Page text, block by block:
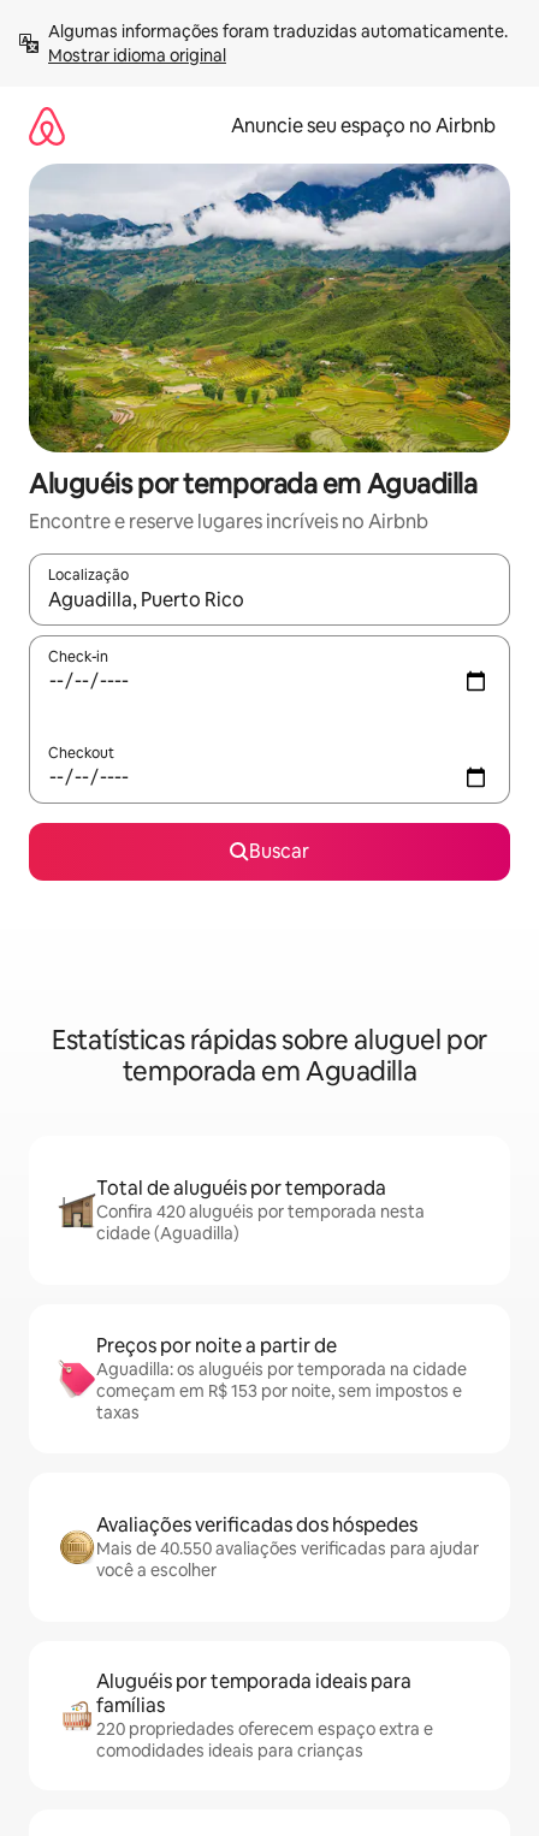
para
Mostrar idioma original
Anuncie seu espaço no Airbnb
Aluguéis por temporada em Aguadilla
Encontre e reserve lugares incríveis no Airbnb
Localização
Quando os resultados estiverem disponíveis, explore-os
Check-in
Checkout
Buscar
Estatísticas rápidas sobre aluguel por
temporada em Aguadilla
Total de aluguéis por temporada
Confira 420 aluguéis por temporada nesta
cidade (Aguadilla)
Preços por noite a partir de
Aguadilla: os aluguéis por temporada na cidade
começam em R$ 153 por noite, sem impostos e
taxas
Avaliações verificadas dos hóspedes
Mais de 40.550 avaliações verificadas para ajudar
você a escolher
Aluguéis por temporada ideais para
famílias
220 propriedades oferecem espaço extra e
comodidades ideais para crianças